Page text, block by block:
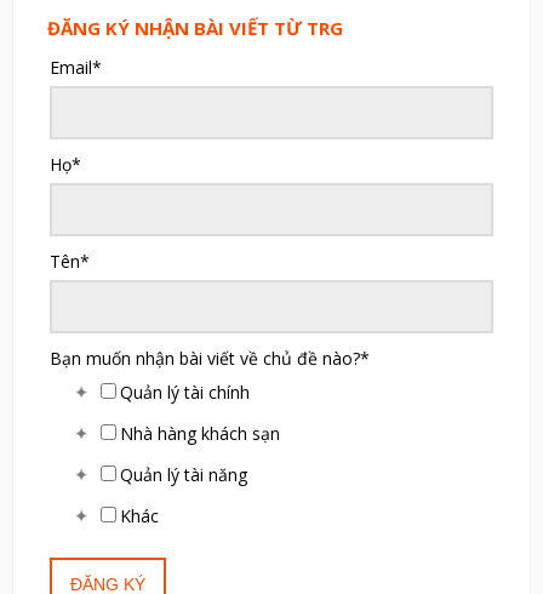
ĐĂNG KÝ NHẬN BÀI VIẾT TỪ TRG
Email*
Họ*
Tên*
Bạn muốn nhận bài viết về chủ đề nào?*
Quản lý tài chính
Nhà hàng khách sạn
Quản lý tài năng
Khác